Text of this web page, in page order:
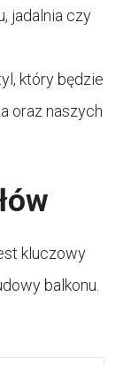
jadalnia czy
który będzie
oraz naszych
kluczowy
balkonu.